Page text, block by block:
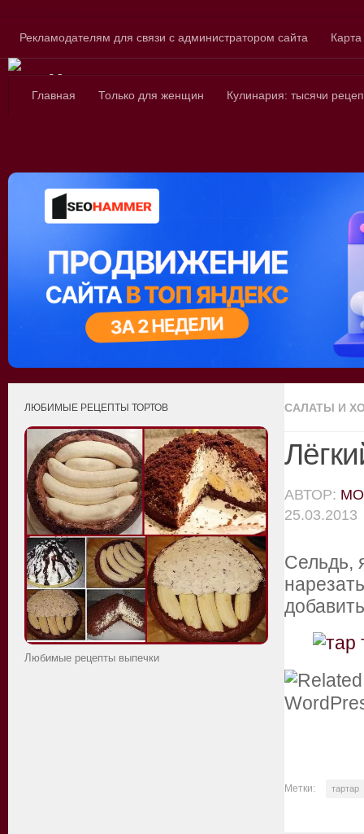
Рекламодателям для связи с администратором сайта
Сайт для
Главная Только для женщин Кулинария: тысячи
САЛАТЫ И
АВТОР:
25.03.2013
Сельдь,
Метки: тартар
ЛЮБИМЫЕ РЕЦЕПТЫ ТОРТОВ
Любимые рецепты выпечки